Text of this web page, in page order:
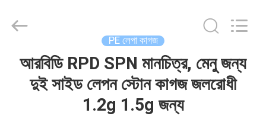
বাড়ি
CO.,LTD.
PE লেপা কাগজ
আরবিডি RPD SPN মানচিত্র, মেনু জন্য
দুই সাইড লেপন স্টোন কাগজ জলরোধী
1.2g 1.5g জন্য